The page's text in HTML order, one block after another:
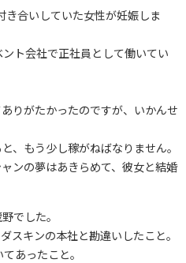
き合いしていた女性が妊娠しま
ト会社で正社員として働いてい
りがたかったのですが、いかんせ
、もう少し稼がねばなりません。
ンの夢はあきらめて、彼女と結婚
でした。
スキンの本社と勘違いしたこと。
あったこと。